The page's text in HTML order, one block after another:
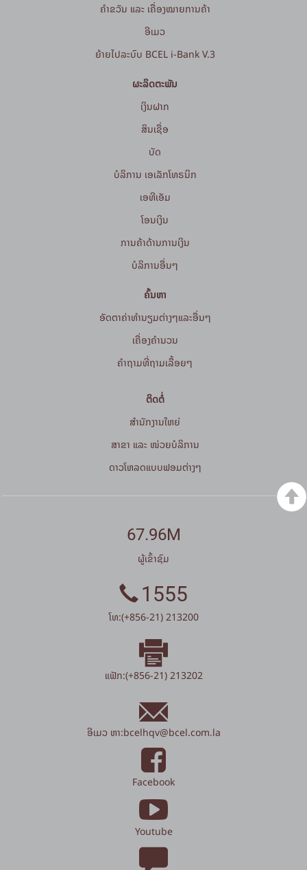
ຄຳຂວັນ ແລະ ເຄື່ອງໝາຍການຄ້າ
ອີເມວ
ຍ້າຍໄປລະບົບ BCEL i-Bank V.3
ຜະລິດຕະພັນ
ເງິນຝາກ
ສິນເຊື່ອ
ບັດ
ບໍລິການ ເອເລັກໂທຣນິກ
ເອທີເອັມ
ໂອນເງິນ
ການຄ້າດ້ານການເງິນ
ບໍລິການອື່ນໆ
ຄົ້ນຫາ
ອັດຕາຄ່າທຳນຽມຕ່າງໆແລະອື່ນໆ
ເຄື່ອງຄຳນວນ
ຄໍາຖາມທີ່ຖາມເລື້ອຍໆ
ຕິດຕໍ່
ສໍານັກງານໃຫຍ່
ສາຂາ ແລະ ໜ່ວຍບໍລິການ
ດາວໂຫລດແບບຟອມຕ່າງໆ
67.96M
ຜູ້ເຂົ້າຊົມ
1555
ໂທ:(+856-21) 213200
ແຟັກ:(+856-21) 213202
ອີເມວ ຫາ:bcelhqv@bcel.com.la
Facebook
Youtube